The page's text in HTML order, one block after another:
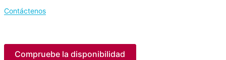
Contáctenos
Compruebe la disponibilidad